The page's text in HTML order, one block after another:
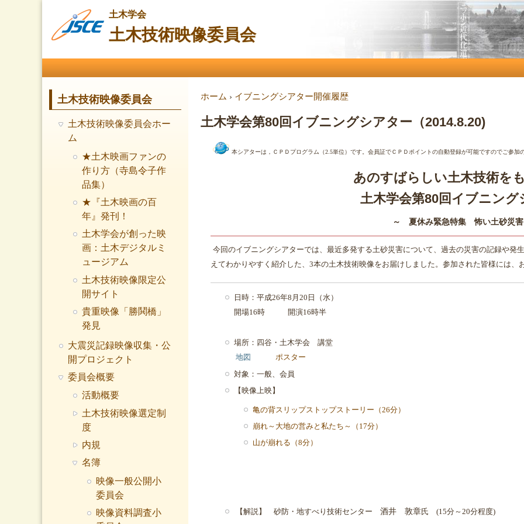
に
動
土木学会
土木技術映像委員会
メインメニュー
土木技術映像委員会
土木技術映像委員会ホー
ム
★土木映画ファンの
作り方（寺島令子作
品集）
★『土木映画の百
年』発刊！
土木学会が創った映
画：土木デジタルミ
ュージアム
土木技術映像限定公
開サイト
貴重映像「勝鬨橋」
発見
大震災記録映像収集・公
開プロジェクト
委員会概要
活動概要
土木技術映像選定制
度
内規
名簿
映像一般公開小
委員会
映像資料調査小
現在地
ホーム › イブニングシアター開催履歴
土木学会第80回イブニングシアター（2014.8.20)
本シアターは，ＣＰＤプログラム（2.5単位）です。会員証でＣＰＤポイントの自動登録が可能ですのでご参加
あのすばらしい土木技術を
土木学会第80回イブニング
～ 夏休み緊急特集 怖い土砂災
今回のイブニングシアターでは、最近多発する土砂災害について、過去の災害の記録や発
えてわかりやすく紹介した、3本の土木技術映像をお届けしました。参加された皆様には、
日時：平成26年8月20日（水）
開場16時 開演16時半
場所：四谷・土木学会 講堂
地図
ポスター
対象：一般、会員
【映像上映】
亀の背スリップストップストーリー（26分）
崩れ～大地の営みと私たち～（17分）
山が崩れる（8分）
【解説】 砂防・地すべり技術センター 酒井 敦章氏 (15分～20分程度)